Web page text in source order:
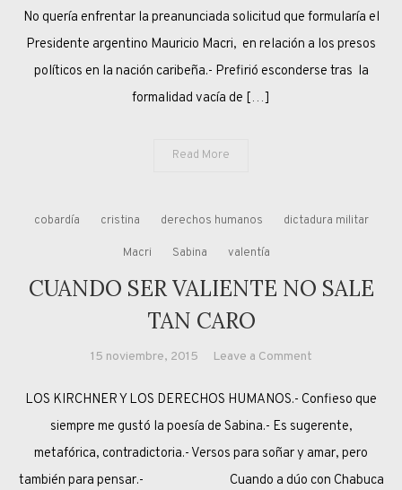
DE
AMIGOS”
No quería enfrentar la preanunciada solicitud que formularía el
Presidente argentino Mauricio Macri, en relación a los presos
políticos en la nación caribeña.- Prefirió esconderse tras la
formalidad vacía de […]
Read More
cobardía cristina derechos humanos dictadura militar
Macri Sabina valentía
CUANDO SER VALIENTE NO SALE
TAN CARO
15 noviembre, 2015 Leave a Commenton
SER
VALIENTE
LOS KIRCHNER Y LOS DERECHOS HUMANOS.- Confieso que
siempre me gustó la poesía de Sabina.- Es sugerente,
metafórica, contradictoria.- Versos para soñar y amar, pero
también para pensar.- Cuando a dúo con Chabuca